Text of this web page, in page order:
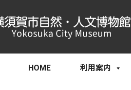
HOME 利用案内